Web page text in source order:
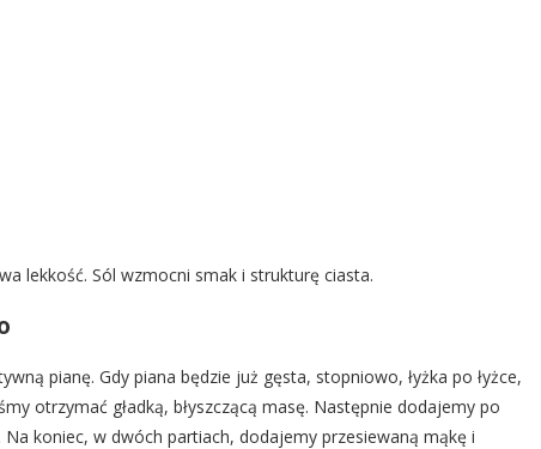
lekkość. Sól wzmocni smak i strukturę ciasta.
pianę. Gdy piana będzie już gęsta, stopniowo, łyżka po łyżce,
otrzymać gładką, błyszczącą masę. Następnie dodajemy po
koniec, w dwóch partiach, dodajemy przesiewaną mąkę i